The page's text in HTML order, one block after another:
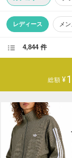
レディース メ
4,844 件
総額 ¥